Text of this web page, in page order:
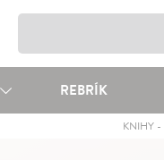
REBRÍK
KNIHY -